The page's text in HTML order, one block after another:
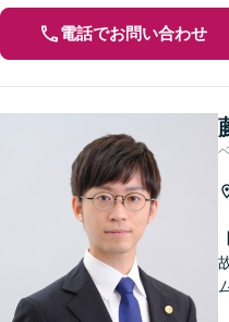
電話でお問い合わせ